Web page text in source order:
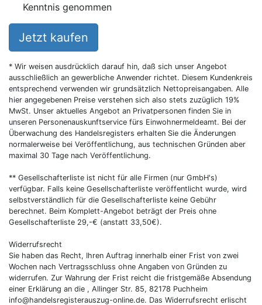
Kenntnis genommen
Jetzt kaufen
* Wir weisen ausdrücklich darauf hin, daß sich unser Angebot
ausschließlich an gewerbliche Anwender richtet. Diesem Kundenkreis
entsprechend verwenden wir grundsätzlich Nettopreisangaben. Alle
hier angegebenen Preise verstehen sich also stets zuzüglich 19%
MwSt. Unser aktuelles Angebot an Privatpersonen finden Sie in
unseren Personenauskunftservice fürs Einwohnermeldeamt. Bei der
Überwachung des Handelsregisters erhalten Sie die Änderungen
normalerweise bei Veröffentlichung, aus technischen Gründen aber
maximal 30 Tage nach Veröffentlichung.
** Gesellschafterliste ist nicht für alle Firmen (nur GmbH's)
verfügbar. Falls keine Gesellschafterliste veröffentlicht wurde, wird
selbstverständlich für die Gesellschafterliste keine Gebühr
berechnet. Beim Komplett-Angebot beträgt der Preis ohne
Gesellschafterliste 29,-€ (anstatt 33,50€).
Widerrufsrecht
Sie haben das Recht, Ihren Auftrag innerhalb einer Frist von zwei
Wochen nach Vertragsschluss ohne Angaben von Gründen zu
widerrufen. Zur Wahrung der Frist reicht die fristgemäße Absendung
einer Erklärung an die , Allinger Str. 85, 82178 Puchheim
info@handelsregisterauszug-online.de. Das Widerrufsrecht erlischt